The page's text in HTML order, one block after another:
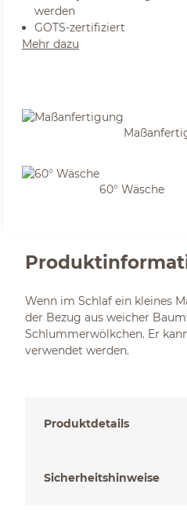
werden
GOTS-zertifiziert
Mehr dazu
60° Wäsche
Wenn im Schlaf ein kleines
der Bezug aus weicher
Schlummerwölkchen. Er
verwendet werden.
Produktdetails
Sicherheitshinweise